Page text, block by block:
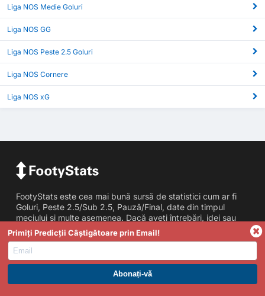
Liga NOS Medie Goluri
Liga NOS GG
Liga NOS Peste 2.5 Goluri
Liga NOS Cornere
Liga NOS xG
FootyStats este cea mai bună sursă de statistici cum ar fi
Goluri, Peste 2.5/Sub 2.5, Pauză/Final, date din timpul
meciului și multe asemenea. Dacă aveti întrebări, idei sau
păreri de orice fel, vă rugăm, nu ezitați să ne contactați.
Statistici
ABONAȚI-VĂ LA PREMIUM. PROFITAȚI ACUM.
Primiți Predicții Câștigătoare prin Email!